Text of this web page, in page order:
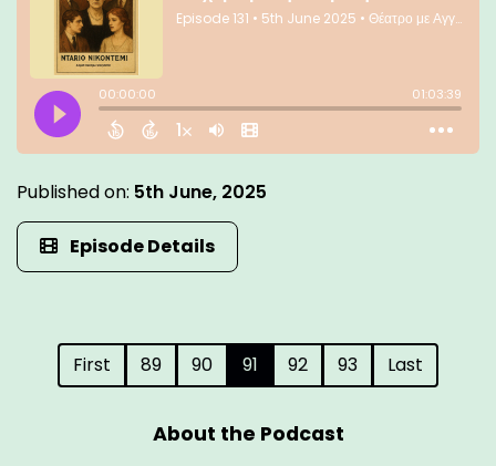
Published on: 5th June, 2025
Episode Details
First 89 90 91 92 93 Last
About the Podcast